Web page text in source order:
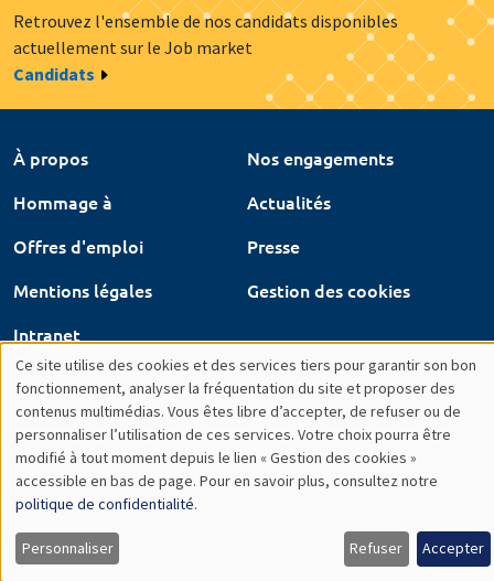
Retrouvez l'ensemble de nos candidats disponibles
actuellement sur le Job market
Candidats
À propos
Nos engagements
Hommage à
Actualités
Offres d'emploi
Presse
Mentions légales
Gestion des cookies
Intranet
Utilisation
des
données
et
des
cookies
Ce site utilise des cookies et des services tiers pour garantir son bon
fonctionnement, analyser la fréquentation du site et proposer des
contenus multimédias. Vous êtes libre d’accepter, de refuser ou de
personnaliser l’utilisation de ces services. Votre choix pourra être
accessible en bas de page. Pour en savoir plus, consultez notre